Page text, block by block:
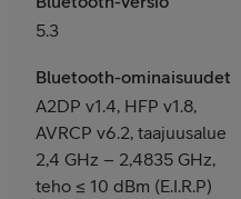
5.3
Bluetooth-ominaisuudet
A2DP v1.4, HFP v1.8,
AVRCP v6.2, taajuusalue
2,4 GHz – 2,4835 GHz,
teho ≤ 10 dBm (E.I.R.P)